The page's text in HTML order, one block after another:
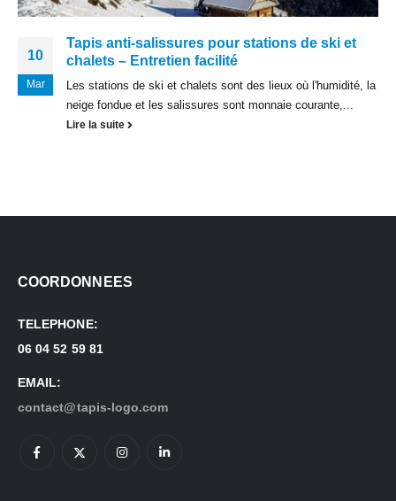
10
Mar
Tapis anti-salissures pour stations de ski et
chalets – Entretien facilité
Les stations de ski et chalets sont des lieux où l'humidité, la
neige fondue et les salissures sont monnaie courante,...
Lire la suite
COORDONNEES
TELEPHONE:
06 04 52 59 81
EMAIL:
contact@tapis-logo.com